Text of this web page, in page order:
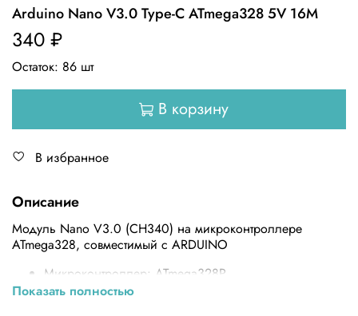
Arduino Nano V3.0 Type-C ATmega328 5V 16M
340 ₽
Остаток: 86 шт
В корзину
В избранное
Описание
Модуль Nano V3.0 (CH340) на микроконтроллере
ATmega328, совместимый с ARDUINO
Микроконтроллер: ATmega328P
Тактовая частота: 16 МГц
Показать полностью